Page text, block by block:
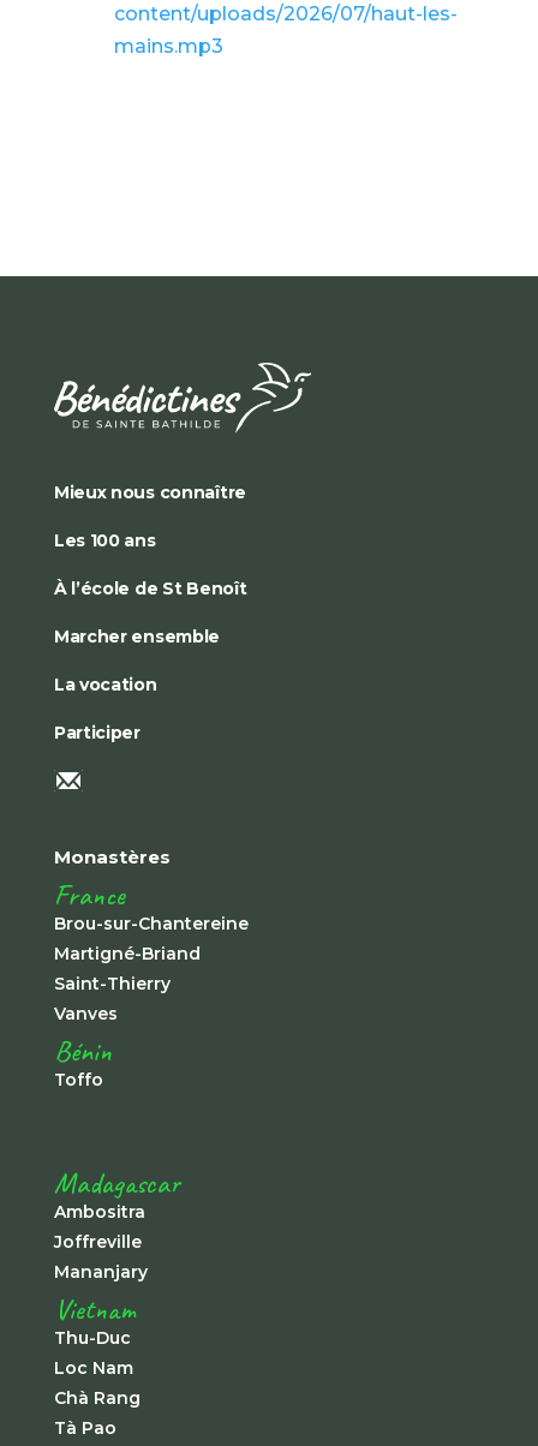
content/uploads/2026/07/haut-les-
mains.mp3
Mieux nous connaître
Les 100 ans
À l’école de St Benoît
Marcher ensemble
La vocation
Participer
Monastères
France
Brou-sur-Chantereine
Martigné-Briand
Saint-Thierry
Vanves
Bénin
Toffo
Madagascar
Ambositra
Joffreville
Mananjary
Vietnam
Thu-Duc
Loc Nam
Chà Rang
Tà Pao